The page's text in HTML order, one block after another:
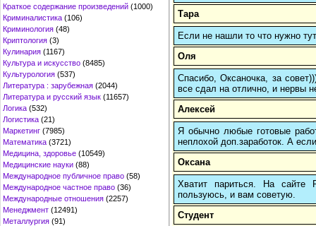
Краткое содержание произведений (1000)
Криминалистика (106)
Криминология (48)
Криптология (3)
Кулинария (1167)
Культура и искусство (8485)
Культурология (537)
Литература : зарубежная (2044)
Литература и русский язык (11657)
Логика (532)
Логистика (21)
Маркетинг (7985)
Математика (3721)
Медицина, здоровье (10549)
Медицинские науки (88)
Международное публичное право (58)
Международное частное право (36)
Международные отношения (2257)
Менеджмент (12491)
Металлургия (91)
Тара
Если не нашли то что нужно
Оля
Спасибо, Оксаночка, за
все сдал на отлично, и нервы
Алексей
Я обычно любые готовые
неплохой доп.заработок. А
Оксана
Хватит париться. На
пользуюсь, и вам советую.
Студент